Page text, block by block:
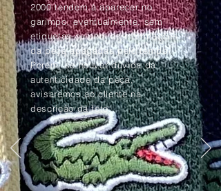
2000 tendem à aparecer no
garimpo, eventualmente, sem
etiquetas ou com as informações
da peça apagadas pelo tempo.
Porém, se houver dúvida da
autenticidade da peça,
avisaremos ao cliente na
descrição da foto.